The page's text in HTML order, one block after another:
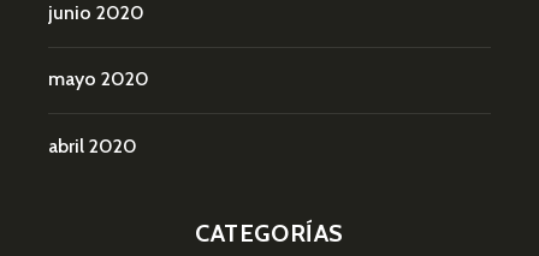
junio 2020
mayo 2020
abril 2020
CATEGORÍAS